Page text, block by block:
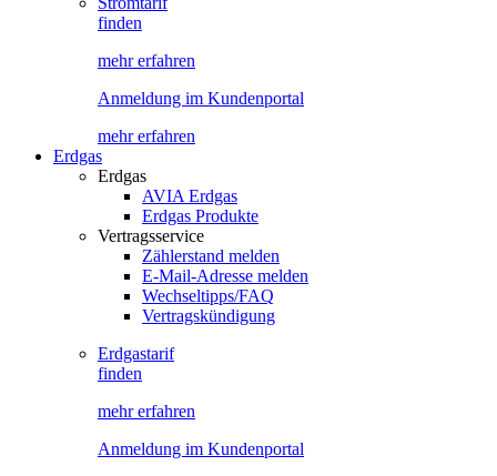
finden
mehr erfahren
Anmeldung im Kundenportal
mehr erfahren
Erdgas
Erdgas
AVIA Erdgas
Erdgas Produkte
Vertragsservice
Zählerstand melden
E-Mail-Adresse melden
Wechseltipps/FAQ
Vertragskündigung
Erdgastarif
finden
mehr erfahren
Anmeldung im Kundenportal